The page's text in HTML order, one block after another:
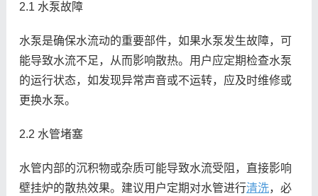
2.1 水泵故障
水泵是确保水流动的重要部件，如果水泵发生故障，可
能导致水流不足，从而影响散热。用户应定期检查水泵
的运行状态，如发现异常声音或不运转，应及时维修或
更换水泵。
2.2 水管堵塞
水管内部的沉积物或杂质可能导致水流受阻，直接影响
壁挂炉的散热效果。建议用户定期对水管进行清洗，必